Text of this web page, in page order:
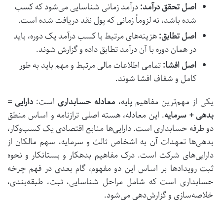
اصل تحقق درآمد:درآمد زمانی شناسایی می‌شود که کسب
شده باشد، نه لزوماً زمانی که پول نقد دریافت شده است.
اصل تطابق:هزینه‌های مرتبط با کسب درآمد یک دوره، باید
در همان دوره با آن درآمد تطابق داده و گزارش شوند.
اصل افشا:تمامی اطلاعات مالی مرتبط و مهم باید به طور
کامل و شفاف افشا شوند.
یکی از مهم‌ترین مفاهیم پایه، معادله حسابداری است: دارایی =
بدهی + سرمایه. این معادله، هسته اصلی ترازنامه و اساس منطق
دو طرفه حسابداری است. دارایی‌ها منابع اقتصادی یک کسب‌وکار،
بدهی‌ها تعهدات آن به اشخاص ثالث و سرمایه، سهم مالکان از
دارایی‌های شرکت است. درک مفاهیم بدهکار و بستانکار و نحوه
ثبت رویدادها بر اساس این دو مفهوم، گام بعدی در فهم چرخه
حسابداری است که شامل مراحل شناسایی، ثبت، طبقه‌بندی،
خلاصه‌سازی و گزارش‌دهی می‌شود.